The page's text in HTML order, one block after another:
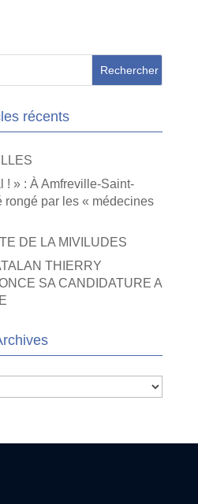
récents
! » : À Amfreville-Saint-
rongé par les « médecines
DE LA MIVILUDES
THIERRY
SA CANDIDATURE A